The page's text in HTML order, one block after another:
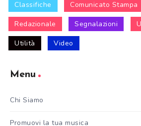
Classifiche Comunicato Stampa
Redazionale Segnalazioni
Utilità Video
Menu
Chi Siamo
Promuovi la tua musica